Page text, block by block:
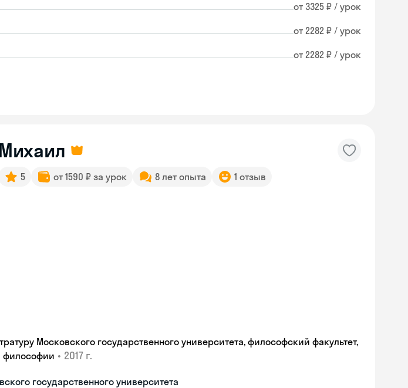
от 3325 ₽ / урок
от 2282 ₽ / урок
от 2282 ₽ / урок
Михаил
5 от 1590 ₽ за урок 8 лет опыта 1 отзыв
Московского государственного университета, философский факультет,
философии • 2017 г.
государственного университета